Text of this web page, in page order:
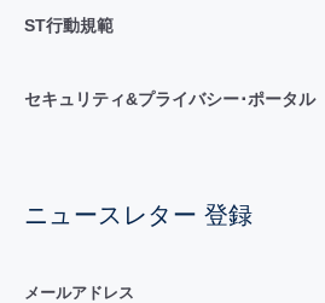
ST行動規範
セキュリティ&プライバシー･ポータル
ニュースレター 登録
メールアドレス